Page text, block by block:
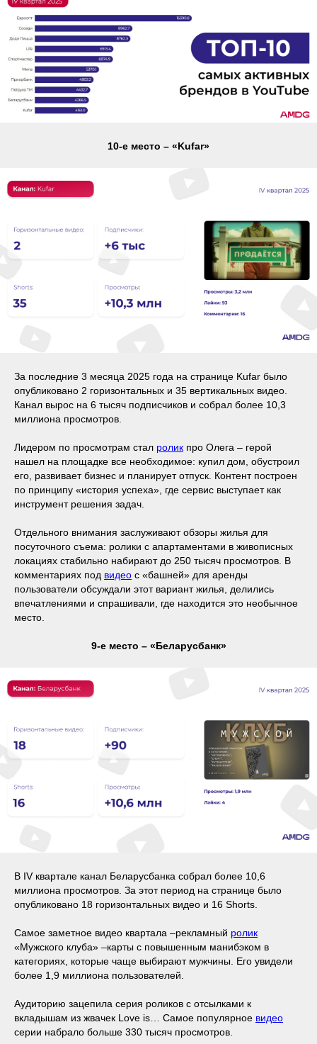
10-е место – «Kufar»
За последние 3 месяца 2025 года на странице Kufar было
опубликовано 2 горизонтальных и 35 вертикальных видео.
Канал вырос на 6 тысяч подписчиков и собрал более 10,3
миллиона просмотров.
Лидером по просмотрам стал ролик про Олега – герой
нашел на площадке все необходимое: купил дом, обустроил
его, развивает бизнес и планирует отпуск. Контент построен
по принципу «история успеха», где сервис выступает как
инструмент решения задач.
Отдельного внимания заслуживают обзоры жилья для
посуточного съема: ролики с апартаментами в живописных
локациях стабильно набирают до 250 тысяч просмотров. В
комментариях под видео с «башней» для аренды
пользователи обсуждали этот вариант жилья, делились
впечатлениями и спрашивали, где находится это необычное
место.
9-е место – «Беларусбанк»
В IV квартале канал Беларусбанка собрал более 10,6
миллиона просмотров. За этот период на странице было
опубликовано 18 горизонтальных видео и 16 Shorts.
Самое заметное видео квартала –рекламный ролик
«Мужского клуба» –карты с повышенным манибэком в
категориях, которые чаще выбирают мужчины. Его увидели
более 1,9 миллиона пользователей.
Аудиторию зацепила серия роликов с отсылками к
вкладышам из жвачек Love is… Самое популярное видео
серии набрало больше 330 тысяч просмотров.